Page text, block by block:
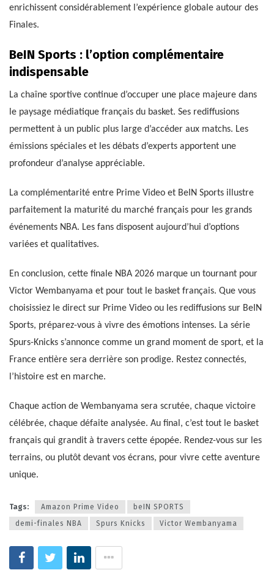
enrichissent considérablement l’expérience globale autour des
Finales.
BeIN Sports : l’option complémentaire
indispensable
La chaîne sportive continue d’occuper une place majeure dans
le paysage médiatique français du basket. Ses rediffusions
permettent à un public plus large d’accéder aux matchs. Les
émissions spéciales et les débats d’experts apportent une
profondeur d’analyse appréciable.
La complémentarité entre Prime Video et BeIN Sports illustre
parfaitement la maturité du marché français pour les grands
événements NBA. Les fans disposent aujourd’hui d’options
variées et qualitatives.
En conclusion, cette finale NBA 2026 marque un tournant pour
Victor Wembanyama et pour tout le basket français. Que vous
choisissiez le direct sur Prime Video ou les rediffusions sur BeIN
Sports, préparez-vous à vivre des émotions intenses. La série
Spurs-Knicks s’annonce comme un grand moment de sport, et la
France entière sera derrière son prodige. Restez connectés,
l’histoire est en marche.
Chaque action de Wembanyama sera scrutée, chaque victoire
célébrée, chaque défaite analysée. Au final, c’est tout le basket
français qui grandit à travers cette épopée. Rendez-vous sur les
terrains, ou plutôt devant vos écrans, pour vivre cette aventure
unique.
Tags: Amazon Prime Video
beIN SPORTS
demi-finales NBA
Spurs Knicks Victor Wembanyama